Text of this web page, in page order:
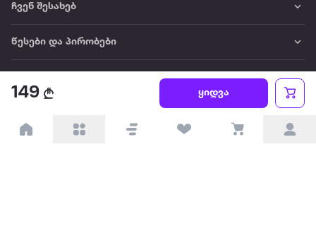
149 ყიდვა
ჩვენ შესახებ
წესები და პირობები